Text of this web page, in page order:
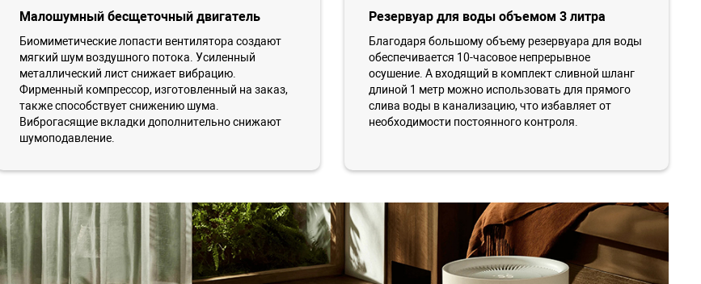
Малошумный бесщеточный двигатель
Биомиметические лопасти вентилятора создают
мягкий шум воздушного потока. Усиленный
металлический лист снижает вибрацию.
Фирменный компрессор, изготовленный на заказ,
также способствует снижению шума.
Виброгасящие вкладки дополнительно снижают
шумоподавление.
Резервуар для воды объемом 3 литра
Благодаря большому объему резервуара для воды
обеспечивается 10-часовое непрерывное
осушение. А входящий в комплект сливной шланг
длиной 1 метр можно использовать для прямого
слива воды в канализацию, что избавляет от
необходимости постоянного контроля.